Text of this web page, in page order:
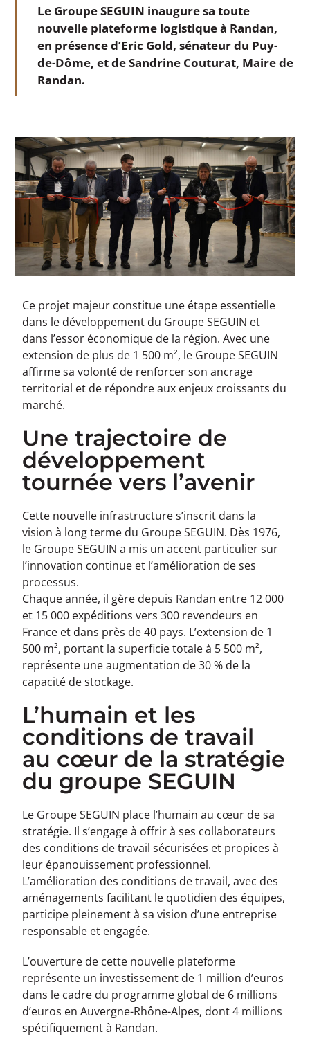
Le Groupe SEGUIN inaugure sa toute
nouvelle plateforme logistique à Randan,
en présence d’Eric Gold, sénateur du Puy-
de-Dôme, et de Sandrine Couturat, Maire de
Randan.
Ce projet majeur constitue une étape essentielle
dans le développement du Groupe SEGUIN et
dans l’essor économique de la région. Avec une
extension de plus de 1 500 m², le Groupe SEGUIN
affirme sa volonté de renforcer son ancrage
territorial et de répondre aux enjeux croissants du
marché.
Une trajectoire de
développement
tournée vers l’avenir
Cette nouvelle infrastructure s’inscrit dans la
vision à long terme du Groupe SEGUIN. Dès 1976,
le Groupe SEGUIN a mis un accent particulier sur
l’innovation continue et l’amélioration de ses
processus.
Chaque année, il gère depuis Randan entre 12 000
et 15 000 expéditions vers 300 revendeurs en
France et dans près de 40 pays. L’extension de 1
500 m², portant la superficie totale à 5 500 m²,
représente une augmentation de 30 % de la
capacité de stockage.
L’humain et les
conditions de travail
au cœur de la stratégie
du groupe SEGUIN
Le Groupe SEGUIN place l’humain au cœur de sa
stratégie. Il s’engage à offrir à ses collaborateurs
des conditions de travail sécurisées et propices à
leur épanouissement professionnel.
L’amélioration des conditions de travail, avec des
aménagements facilitant le quotidien des équipes,
participe pleinement à sa vision d’une entreprise
responsable et engagée.
L’ouverture de cette nouvelle plateforme
représente un investissement de 1 million d’euros
dans le cadre du programme global de 6 millions
d’euros en Auvergne-Rhône-Alpes, dont 4 millions
spécifiquement à Randan.